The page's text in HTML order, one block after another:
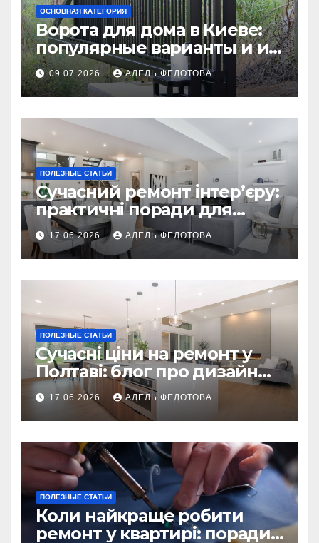
ОСНОВНАЯ КАТЕГОРИЯ
Ворота для дома в Киеве:
популярные варианты и их
особенности
09.07.2026 АДЕЛЬ ФЕДОТОВА
ПОЛЕЗНЫЕ СТАТЬИ
Сучасний ремонт інтер’єру:
практичні поради для
українських власників
17.06.2026 АДЕЛЬ ФЕДОТОВА
ПОЛЕЗНЫЕ СТАТЬИ
Сучасні ціни на ремонт у
Полтаві: блог про дизайн
інтер\’єру
17.06.2026 АДЕЛЬ ФЕДОТОВА
ПОЛЕЗНЫЕ СТАТЬИ
Коли найкраще робити
ремонт у квартирі: поради